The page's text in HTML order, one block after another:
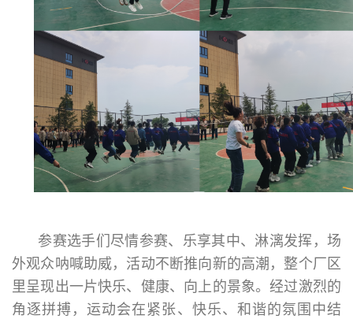
参赛选手们尽情参赛、乐享其中、淋漓发挥，场
外观众呐喊助威，活动不断推向新的高潮，整个厂区
里呈现出一片快乐、健康、向上的景象。经过激烈的
角逐拼搏，运动会在紧张、快乐、和谐的氛围中结